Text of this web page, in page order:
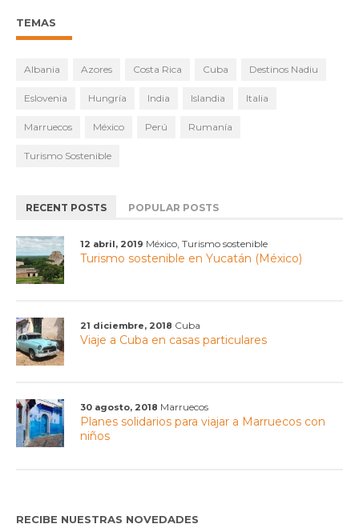
TEMAS
Albania Azores Costa Rica Cuba Destinos Nadiu
Eslovenia Hungría India Islandia Italia
Marruecos México Perú Rumanía
Turismo Sostenible
RECENT POSTS POPULAR POSTS
12 abril, 2019 México Turismo sostenible
Turismo sostenible en Yucatán (México)
21 diciembre, 2018 Cuba
Viaje a Cuba en casas particulares
30 agosto, 2018 Marruecos
Planes solidarios para viajar a Marruecos con
niños
RECIBE NUESTRAS NOVEDADES